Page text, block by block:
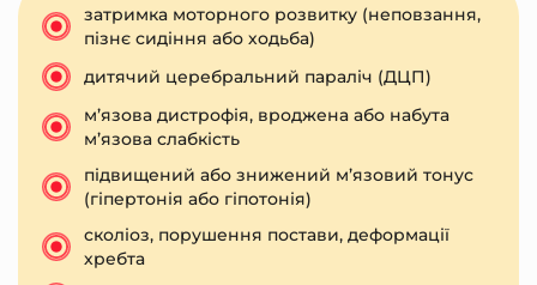
затримка моторного розвитку (неповзання,
пізнє сидіння або ходьба)
дитячий церебральний параліч (ДЦП)
м’язова дистрофія, вроджена або набута
м’язова слабкість
підвищений або знижений м’язовий тонус
(гіпертонія або гіпотонія)
сколіоз, порушення постави, деформації
хребта